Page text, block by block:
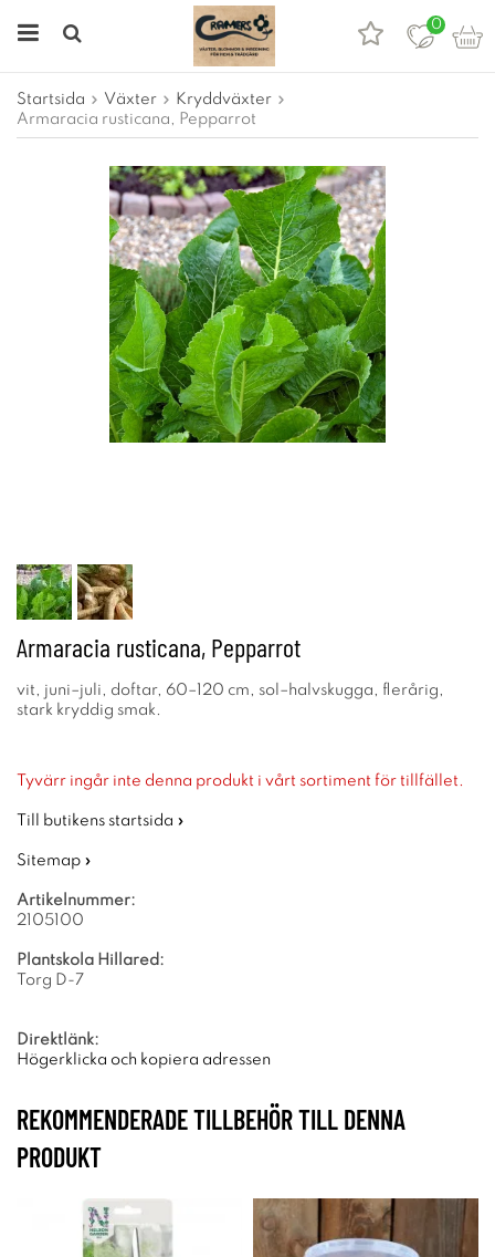
0
Startsida Växter
Kryddväxter
Armaracia rusticana, Pepparrot
Armaracia rusticana, Pepparrot
vit, juni–juli, doftar, 60–120 cm, sol–halvskugga, flerårig,
stark kryddig smak.
Tyvärr ingår inte denna produkt i vårt sortiment för tillfället.
Till butikens startsida »
Sitemap »
Artikelnummer:
2105100
Plantskola Hillared:
Torg D-7
Direktlänk:
Högerklicka och kopiera adressen
REKOMMENDERADE TILLBEHÖR TILL DENNA
PRODUKT